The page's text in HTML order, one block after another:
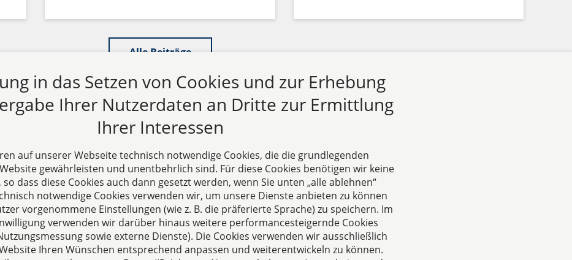
Alle Beiträge
uns
ist Ihre erfahrene
aus Aachen. Wir
unternehmerisch und
uns als Full-Service-
Folgen Sie uns auf
Das europäische Kanzlei-
Netzwerk
in das Setzen von Cookies und zur Erhebung
Ihrer Nutzerdaten an Dritte zur Ermittlung
Ihrer Interessen
auf unserer Webseite technisch notwendige Cookies, die die grundlegenden
gewährleisten und unentbehrlich sind. Für diese Cookies benötigen wir keine
so dass diese Cookies auch dann gesetzt werden, wenn Sie unten „alle ablehnen“
notwendige Cookies verwenden wir, um unsere Dienste anbieten zu können
vorgenommene Einstellungen (wie z. B. die präferierte Sprache) zu speichern. Im
verwenden wir darüber hinaus weitere performancesteigernde Cookies
sowie externe Dienste). Die Cookies verwenden wir ausschließlich
Ihren Wünschen entsprechend anpassen und weiterentwickeln zu können.